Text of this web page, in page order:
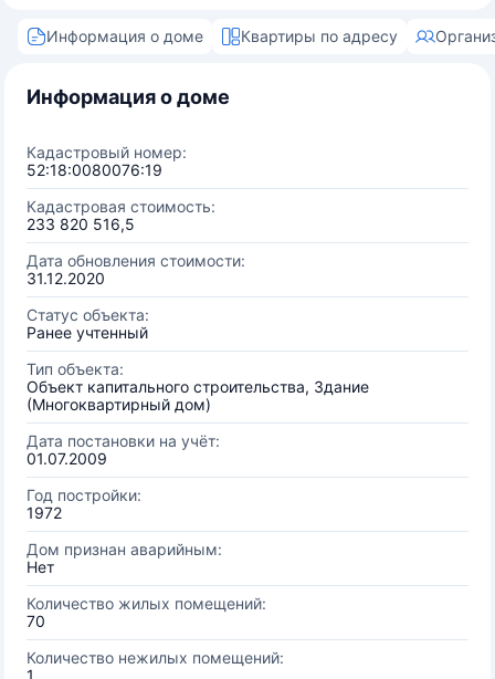
Информация о доме Квартиры по адресу
Информация о доме
Кадастровый номер:
52:18:0080076:19
Кадастровая стоимость:
233 820 516,5
Дата обновления стоимости:
31.12.2020
Статус объекта:
Ранее учтенный
Тип объекта:
Объект капитального строительства, Здание
(Многоквартирный дом)
Дата постановки на учёт:
01.07.2009
Год постройки:
1972
Дом признан аварийным:
Нет
Количество жилых помещений:
70
Количество нежилых помещений:
1